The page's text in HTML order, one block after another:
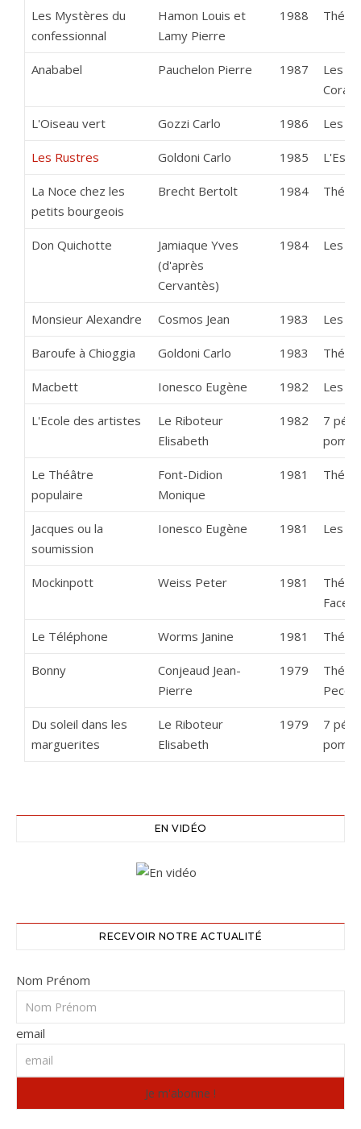
Les Mystères du
confessionnal
Hamon Louis et
Lamy Pierre
1988
Anababel Pauchelon Pierre 1987
Les
L'Oiseau vert Gozzi Carlo 1986 Les
Les Rustres Goldoni Carlo 1985
La Noce chez les
petits bourgeois
Brecht Bertolt 1984
Don Quichotte
Jamiaque Yves
(d'après
Cervantès)
1984 Les
Monsieur Alexandre Cosmos Jean 1983 Les
Baroufe à Chioggia Goldoni Carlo 1983
Macbett Ionesco Eugène 1982 Les
L'Ecole des artistes
Le Riboteur
Elisabeth
1982
7
Le Théâtre
populaire
Font-Didion
Monique
1981
Jacques ou la
soumission
Ionesco Eugène 1981 Les
Mockinpott Weiss Peter 1981
Face
Le Téléphone Worms Janine 1981
Bonny
Conjeaud Jean-
Pierre
1979
Pecq
Du soleil dans les
marguerites
Le Riboteur
Elisabeth
1979
7
EN VIDÉO
RECEVOIR NOTRE ACTUALITÉ
Nom Prénom
email